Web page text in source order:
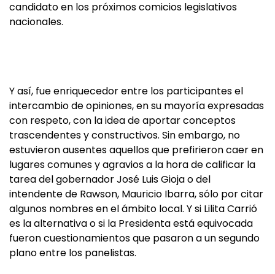
candidato en los próximos comicios legislativos
nacionales.
Y así, fue enriquecedor entre los participantes el
intercambio de opiniones, en su mayoría expresadas
con respeto, con la idea de aportar conceptos
trascendentes y constructivos. Sin embargo, no
estuvieron ausentes aquellos que prefirieron caer en
lugares comunes y agravios a la hora de calificar la
tarea del gobernador José Luis Gioja o del
intendente de Rawson, Mauricio Ibarra, sólo por citar
algunos nombres en el ámbito local. Y si Lilita Carrió
es la alternativa o si la Presidenta está equivocada
fueron cuestionamientos que pasaron a un segundo
plano entre los panelistas.